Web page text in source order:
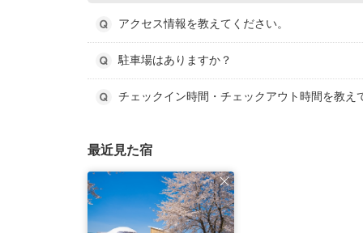
アクセス情報を教えてください。
駐車場はありますか？
チェックイン時間・チェックアウト時間を教え
最近見た宿